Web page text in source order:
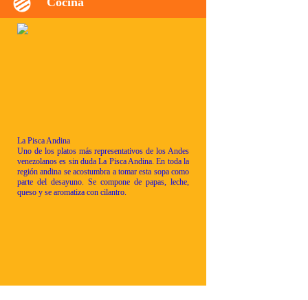
La Pisca Andina
Uno de los platos más representativos de los Andes
venezolanos es sin duda La Pisca Andina. En toda la
región andina se acostumbra a tomar esta sopa como
parte del desayuno. Se compone de papas, leche,
queso y se aromatiza con cilantro.